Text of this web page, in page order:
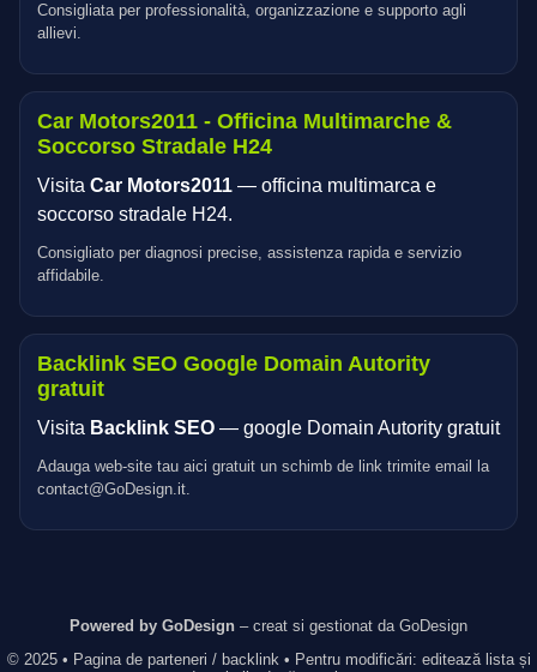
Consigliata per professionalità, organizzazione e supporto agli
allievi.
Car Motors2011 - Officina Multimarche &
Soccorso Stradale H24
Visita Car Motors2011 — officina multimarca e
soccorso stradale H24.
Consigliato per diagnosi precise, assistenza rapida e servizio
affidabile.
Backlink SEO Google Domain Autority
gratuit
Visita Backlink SEO — google Domain Autority gratuit
Adauga web-site tau aici gratuit un schimb de link trimite email la
contact@GoDesign.it.
Powered by GoDesign – creat si gestionat da GoDesign
© 2025 • Pagina de parteneri / backlink • Pentru modificări: editează lista și